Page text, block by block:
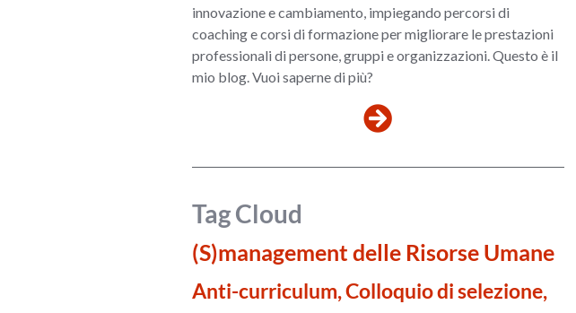
innovazione e cambiamento, impiegando percorsi di
coaching e corsi di formazione per migliorare le prestazioni
professionali di persone, gruppi e organizzazioni. Questo è il
mio blog. Vuoi saperne di più?
Tag Cloud
(S)management delle Risorse Umane
Anti-curriculum, Colloquio di selezione,